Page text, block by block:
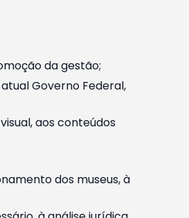
da gestão;
Governo Federal,
aos conteúdos
dos museus, à